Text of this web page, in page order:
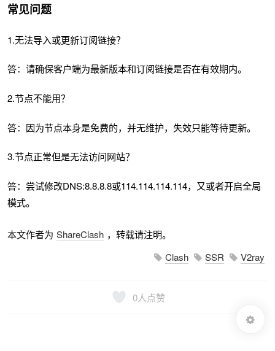
常见问题
1.无法导入或更新订阅链接？
答：请确保客户端为最新版本和订阅链接是否在有效期内。
2.节点不能用？
答：因为节点本身是免费的，并无维护，失效只能等待更新。
3.节点正常但是无法访问网站？
答：尝试修改DNS:8.8.8.8或114.114.114.114，又或者开启全局
模式。
本文作者为 ShareClash ，转载请注明。
Clash
SSR V2ray
0人点赞